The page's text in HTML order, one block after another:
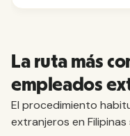
La ruta más
empleados
El procedimiento
extranjeros en